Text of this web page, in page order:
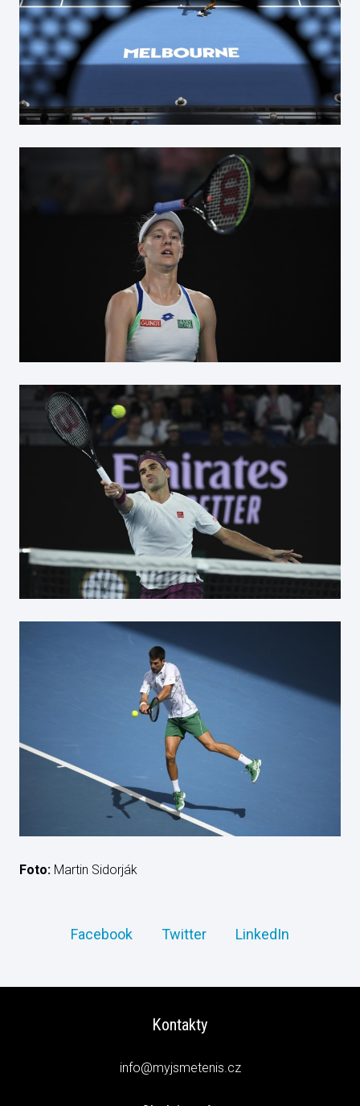
Foto: Martin Sidorják
Facebook Twitter LinkedIn
Kontakty
info@myjsmetenis.cz